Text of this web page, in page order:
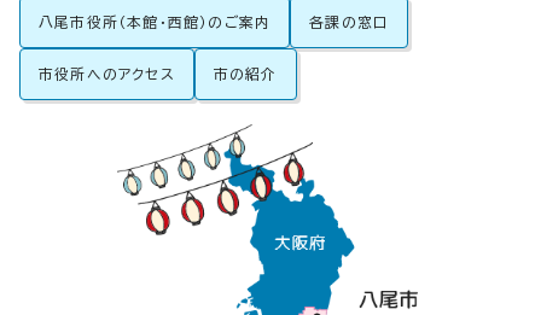
八尾市役所（本館・西館）のご案内 各課の窓口
市役所へのアクセス 市の紹介